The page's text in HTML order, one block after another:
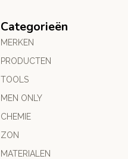
Categorieën
MERKEN
PRODUCTEN
TOOLS
MEN ONLY
CHEMIE
ZON
MATERIALEN